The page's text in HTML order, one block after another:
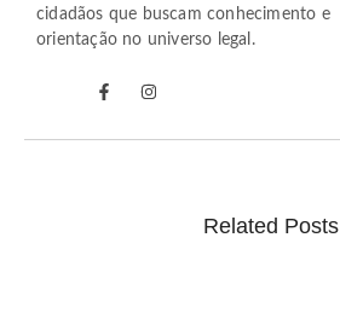
cidadãos que buscam conhecimento e
orientação no universo legal.
Related Posts